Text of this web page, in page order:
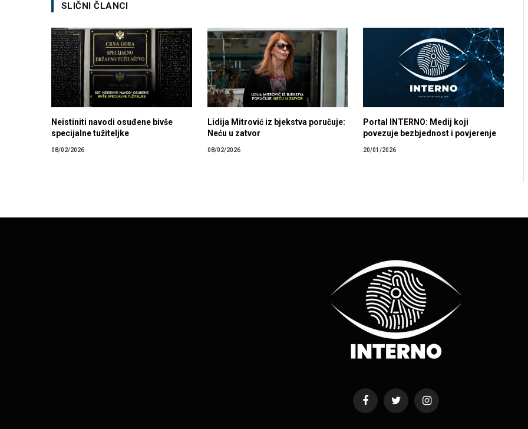
SLIČNI ČLANCI
Neistiniti navodi osuđene bivše
specijalne tužiteljke
08/02/2026
Lidija Mitrović iz bjekstva poručuje:
Neću u zatvor
08/02/2026
Portal INTERNO: Medij koji
povezuje bezbjednost i povjerenje
20/01/2026
FacebookTwitter Instagram